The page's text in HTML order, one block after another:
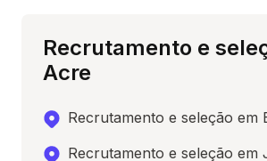
Recrutamento e
Acre
Recrutamento e seleção em
Recrutamento e seleção em